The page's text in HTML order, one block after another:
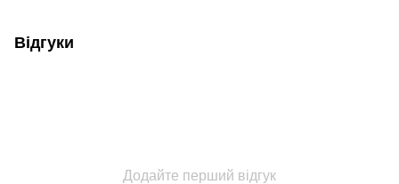
Відгуки
Додайте перший відгук